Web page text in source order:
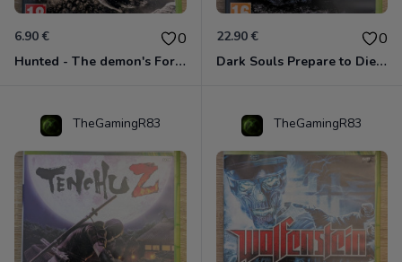
6.90 € 0
Hunted - The demon's Forge Xbox 360 (Complet CIB)
22.90 € 0
Dark Souls Prepare to Die Edition XBOX 360
TheGamingR83 TheGamingR83